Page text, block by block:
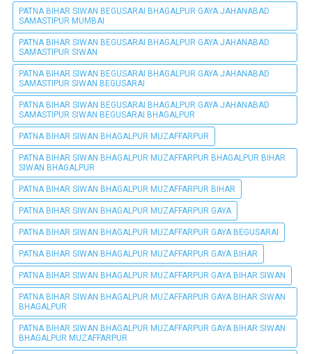
PATNA BIHAR SIWAN BEGUSARAI BHAGALPUR GAYA JAHANABAD
SAMASTIPUR MUMBAI
PATNA BIHAR SIWAN BEGUSARAI BHAGALPUR GAYA JAHANABAD
SAMASTIPUR SIWAN
PATNA BIHAR SIWAN BEGUSARAI BHAGALPUR GAYA JAHANABAD
SAMASTIPUR SIWAN BEGUSARAI
PATNA BIHAR SIWAN BEGUSARAI BHAGALPUR GAYA JAHANABAD
SAMASTIPUR SIWAN BEGUSARAI BHAGALPUR
PATNA BIHAR SIWAN BHAGALPUR MUZAFFARPUR
PATNA BIHAR SIWAN BHAGALPUR MUZAFFARPUR BHAGALPUR BIHAR
SIWAN BHAGALPUR
PATNA BIHAR SIWAN BHAGALPUR MUZAFFARPUR BIHAR
PATNA BIHAR SIWAN BHAGALPUR MUZAFFARPUR GAYA
PATNA BIHAR SIWAN BHAGALPUR MUZAFFARPUR GAYA BEGUSARAI
PATNA BIHAR SIWAN BHAGALPUR MUZAFFARPUR GAYA BIHAR
PATNA BIHAR SIWAN BHAGALPUR MUZAFFARPUR GAYA BIHAR SIWAN
PATNA BIHAR SIWAN BHAGALPUR MUZAFFARPUR GAYA BIHAR SIWAN
BHAGALPUR
PATNA BIHAR SIWAN BHAGALPUR MUZAFFARPUR GAYA BIHAR SIWAN
BHAGALPUR MUZAFFARPUR